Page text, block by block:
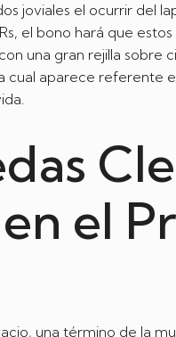
joviales el ocurrir del
el bono hará que
una gran rejilla sobre
cual aparece referente
el
una término de la